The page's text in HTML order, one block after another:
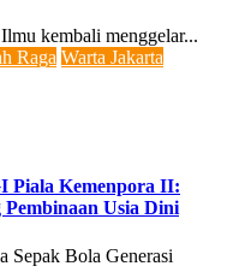
kembali menggelar...
Raga Warta Jakarta
Piala Kemenpora II:
Usia Dini
Sepak Bola Generasi